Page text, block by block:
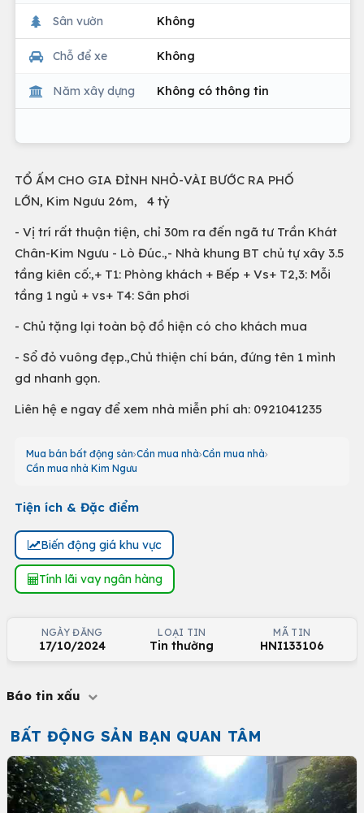
Sân vườn Không
Chỗ để xe Không
Năm xây dựng Không có thông tin
TỔ ẤM CHO GIA ĐÌNH NHỎ-VÀI BƯỚC RA PHỐ
LỚN, Kim Ngưu 26m, 4 tỷ
- Vị trí rất thuận tiện, chỉ 30m ra đến ngã tư Trần Khát
Chân-Kim Ngưu - Lò Đúc.,- Nhà khung BT chủ tự xây 3.5
tầng kiên cố:,+ T1: Phòng khách + Bếp + Vs+ T2,3: Mỗi
tầng 1 ngủ + vs+ T4: Sân phơi
- Chủ tặng lại toàn bộ đồ hiện có cho khách mua
- Sổ đỏ vuông đẹp.,Chủ thiện chí bán, đứng tên 1 mình
gd nhanh gọn.
Liên hệ e ngay để xem nhà miễn phí ah: 0921041235
Mua bán bất động sản Cần mua nhà Cần mua nhà
Cần mua nhà Kim Ngưu
Tiện ích & Đặc điểm
Biến động giá khu vực
Tính lãi vay ngân hàng
NGÀY ĐĂNG
17/10/2024
LOẠI TIN
Tin thường
MÃ TIN
HNI133106
Báo tin xấu
BẤT ĐỘNG SẢN BẠN QUAN TÂM